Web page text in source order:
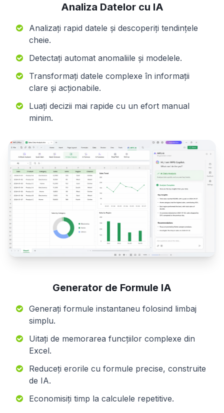
Analiza Datelor cu IA
Analizați rapid datele și descoperiți tendințele
cheie.
Detectați automat anomaliile și modelele.
Transformați datele complexe în informații
clare și acționabile.
Luați decizii mai rapide cu un efort manual
minim.
Generator de Formule IA
Generați formule instantaneu folosind limbaj
simplu.
Uitați de memorarea funcțiilor complexe din
Excel.
Reduceți erorile cu formule precise, construite
de IA.
Economisiți timp la calculele repetitive.